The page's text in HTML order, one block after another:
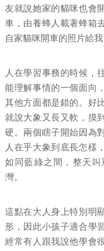
友就說她家的貓咪也會
車，由養蜂人載著蜂箱
自家貓咪開車的照片給我
人在學習事務的時候，
能理解事情的一個面向
其他方面都是錯的。好
就說大象又長又軟，摸
硬。兩個瞎子開始因為
人在乎大象到底長怎樣
如同藍綠之間，整天
灣。
這點在大人身上特別明
形，因此小孩子適合學
經常有人跟我說他學會